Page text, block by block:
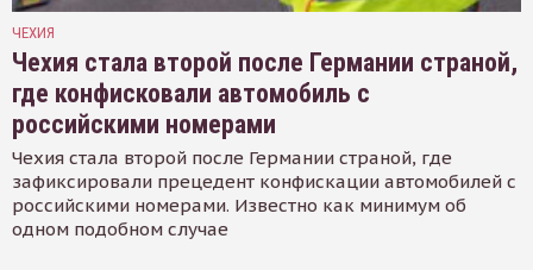
ЧЕХИЯ
Чехия стала второй после Германии страной,
где конфисковали автомобиль с
российскими номерами
Чехия стала второй после Германии страной, где
зафиксировали прецедент конфискации автомобилей с
российскими номерами. Известно как минимум об
одном подобном случае